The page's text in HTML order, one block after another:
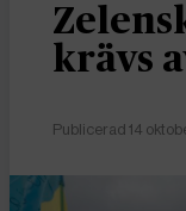
krävs
Publicerad 14